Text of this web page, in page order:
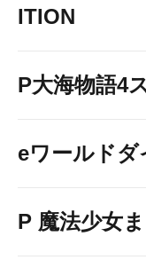
ITION
P大海物語4
eワールドダ
P 魔法少女